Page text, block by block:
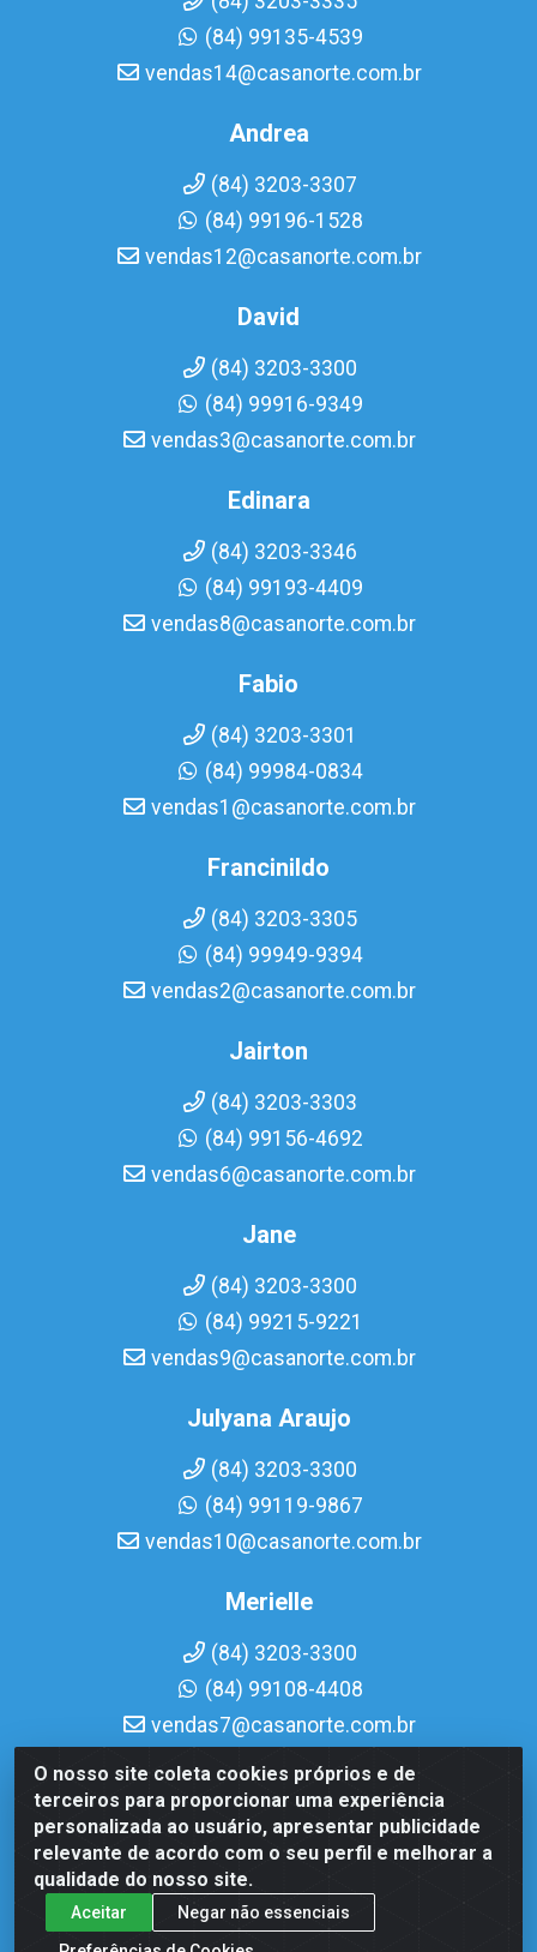
O nosso site coleta cookies próprios e de
terceiros para proporcionar uma experiência
personalizada ao usuário, apresentar publicidade
relevante de acordo com o seu perfil e melhorar a
qualidade do nosso site.
Aceitar
Negar não essenciais
(84) 99135-4539
vendas14@casanorte.com.br
Andrea
(84) 3203-3307
(84) 99196-1528
vendas12@casanorte.com.br
David
(84) 3203-3300
(84) 99916-9349
vendas3@casanorte.com.br
Edinara
(84) 3203-3346
(84) 99193-4409
vendas8@casanorte.com.br
Fabio
(84) 3203-3301
(84) 99984-0834
vendas1@casanorte.com.br
Francinildo
(84) 3203-3305
(84) 99949-9394
vendas2@casanorte.com.br
Jairton
(84) 3203-3303
(84) 99156-4692
vendas6@casanorte.com.br
Jane
(84) 3203-3300
(84) 99215-9221
vendas9@casanorte.com.br
Julyana Araujo
(84) 3203-3300
(84) 99119-9867
vendas10@casanorte.com.br
Merielle
(84) 3203-3300
(84) 99108-4408
vendas7@casanorte.com.br
Casa Norte LTDA - Av. Interventor Mário Câmara, 1815 -
Dix-Sept Rosado, Natal/RN - CEP 59054-600 - CNPJ
08.713.513/0001-51